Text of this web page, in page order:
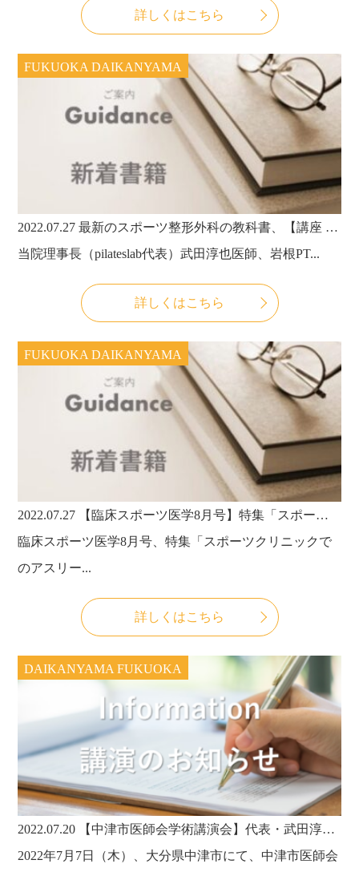
詳しくはこちら
FUKUOKA DAIKANYAMA
2022.07.27 最新のスポーツ整形外科の教科書、【講座 スポーツ整形外科学4 体幹のスポーツ外傷・障害】を当院にて分担執筆させていただきました。
当院理事長（pilateslab代表）武田淳也医師、岩根PT...
詳しくはこちら
FUKUOKA DAIKANYAMA
2022.07.27
【臨床スポーツ医学8月号】特集「スポーツクリニックでのアスリート治療」に、 「クリニックにおけるピラティスの導入とその意義」のタイトルで、当院理事長・武田淳也医師が分担執筆いたしました。
臨床スポーツ医学8月号、特集「スポーツクリニックで
のアスリー...
詳しくはこちら
DAIKANYAMA FUKUOKA
2022.07.20
【中津市医師会学術講演会】代表・武田淳也医師が中津市医師会学術講演会にて講演しました！
2022年7月7日（木）、大分県中津市にて、中津市医師会